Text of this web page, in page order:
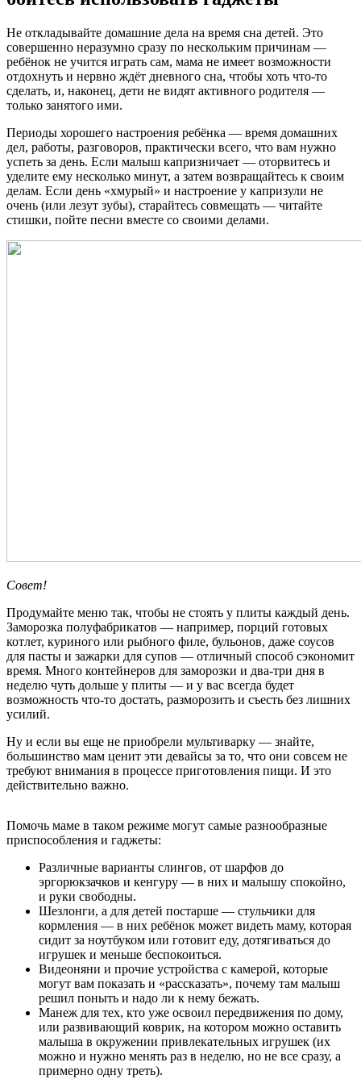
Не откладывайте домашние дела на время сна детей. Это
совершенно неразумно сразу по нескольким причинам —
ребёнок не учится играть сам, мама не имеет возможности
отдохнуть и нервно ждёт дневного сна, чтобы хоть что-то
сделать, и, наконец, дети не видят активного родителя —
только занятого ими.
Периоды хорошего настроения ребёнка — время домашних
дел, работы, разговоров, практически всего, что вам нужно
успеть за день. Если малыш капризничает — оторвитесь и
уделите ему несколько минут, а затем возвращайтесь к своим
делам. Если день «хмурый» и настроение у капризули не
очень (или лезут зубы), старайтесь совмещать — читайте
стишки, пойте песни вместе со своими делами.
Совет!
Продумайте меню так, чтобы не стоять у плиты каждый день.
Заморозка полуфабрикатов — например, порций готовых
котлет, куриного или рыбного филе, бульонов, даже соусов
для пасты и зажарки для супов — отличный способ сэкономит
время. Много контейнеров для заморозки и два-три дня в
неделю чуть дольше у плиты — и у вас всегда будет
возможность что-то достать, разморозить и съесть без лишних
усилий.
Ну и если вы еще не приобрели мультиварку — знайте,
большинство мам ценит эти девайсы за то, что они совсем не
требуют внимания в процессе приготовления пищи. И это
действительно важно.
Помочь маме в таком режиме могут самые разнообразные
приспособления и гаджеты:
Различные варианты слингов, от шарфов до
эргорюкзачков и кенгуру — в них и малышу спокойно,
и руки свободны.
Шезлонги, а для детей постарше — стульчики для
кормления — в них ребёнок может видеть маму, которая
сидит за ноутбуком или готовит еду, дотягиваться до
игрушек и меньше беспокоиться.
Видеоняни и прочие устройства с камерой, которые
могут вам показать и «рассказать», почему там малыш
решил поныть и надо ли к нему бежать.
Манеж для тех, кто уже освоил передвижения по дому,
или развивающий коврик, на котором можно оставить
малыша в окружении привлекательных игрушек (их
можно и нужно менять раз в неделю, но не все сразу, а
примерно одну треть).